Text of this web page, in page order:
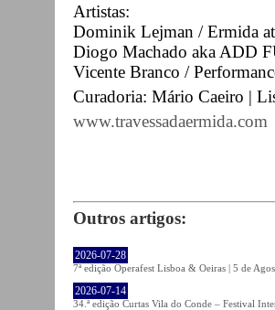
Artistas:
Dominik Lejman / Ermida
Diogo Machado aka ADD
Vicente Branco /
Curadoria: Mário Caeiro |
www.travessadaermida.com
Outros artigos:
2026-07-28
7ª edição Operafest Lisboa & Oeiras | 5 de
2026-07-14
34.ª edição Curtas Vila do Conde – Festival